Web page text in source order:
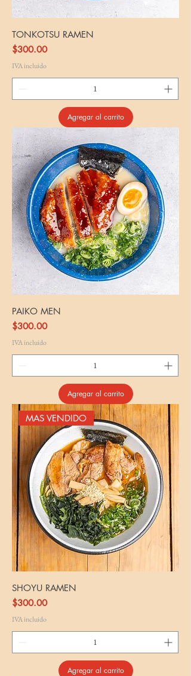
TONKOTSU RAMEN
Precio
$300.00
IVA incluido
Agregar al carrito
PAIKO MEN
Precio
$300.00
IVA incluido
Agregar al carrito
MAS VENDIDO
SHOYU RAMEN
Precio
$300.00
IVA incluido
Agregar al carrito